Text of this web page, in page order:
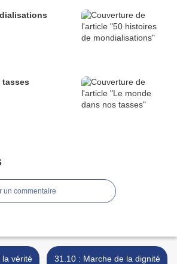
tasses
un commentaire
la vérité
31.10 : Marche de la dignité